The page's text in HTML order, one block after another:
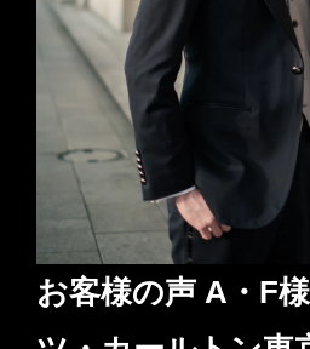
お客様の声 A・F